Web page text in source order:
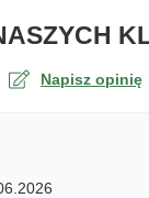
Napisz opinię